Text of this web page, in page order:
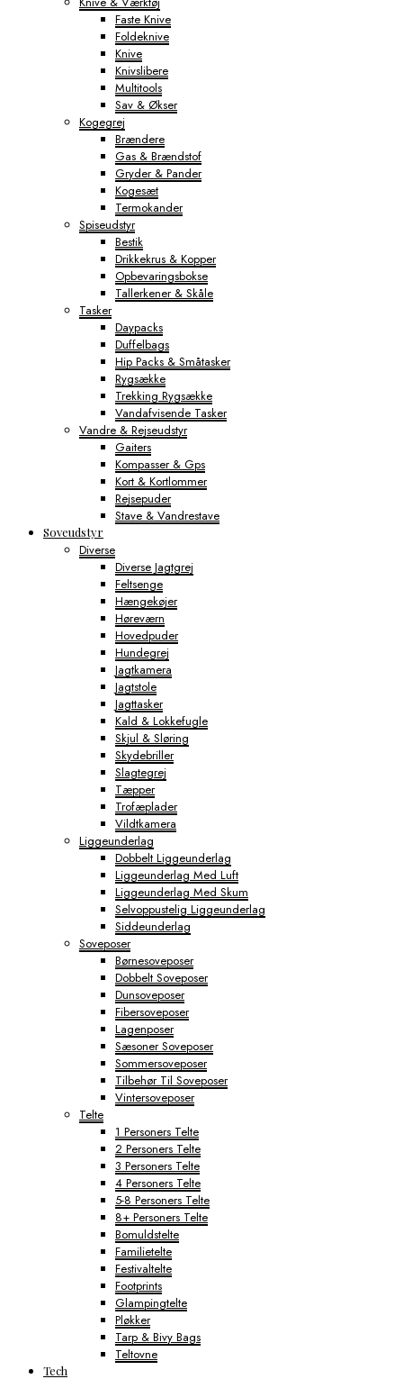
Faste Knive
Foldeknive
Knive
Knivslibere
Multitools
Sav & Økser
Kogegrej
Brændere
Gas & Brændstof
Gryder & Pander
Kogesæt
Termokander
Spiseudstyr
Bestik
Drikkekrus & Kopper
Opbevaringsbokse
Tallerkener & Skåle
Tasker
Daypacks
Duffelbags
Hip Packs & Småtasker
Rygsække
Trekking Rygsække
Vandafvisende Tasker
Vandre & Rejseudstyr
Gaiters
Kompasser & Gps
Kort & Kortlommer
Rejsepuder
Stave & Vandrestave
Soveudstyr
Diverse
Diverse Jagtgrej
Feltsenge
Hængekøjer
Høreværn
Hovedpuder
Hundegrej
Jagtkamera
Jagtstole
Jagttasker
Kald & Lokkefugle
Skjul & Sløring
Skydebriller
Slagtegrej
Tæpper
Trofæplader
Vildtkamera
Liggeunderlag
Dobbelt Liggeunderlag
Liggeunderlag Med Luft
Liggeunderlag Med Skum
Selvoppustelig Liggeunderlag
Siddeunderlag
Soveposer
Børnesoveposer
Dobbelt Soveposer
Dunsoveposer
Fibersoveposer
Lagenposer
Sæsoner Soveposer
Sommersoveposer
Tilbehør Til Soveposer
Vintersoveposer
Telte
1 Personers Telte
2 Personers Telte
3 Personers Telte
4 Personers Telte
5-8 Personers Telte
8+ Personers Telte
Bomuldstelte
Familietelte
Festivaltelte
Footprints
Glampingtelte
Pløkker
Tarp & Bivy Bags
Teltovne
Tech